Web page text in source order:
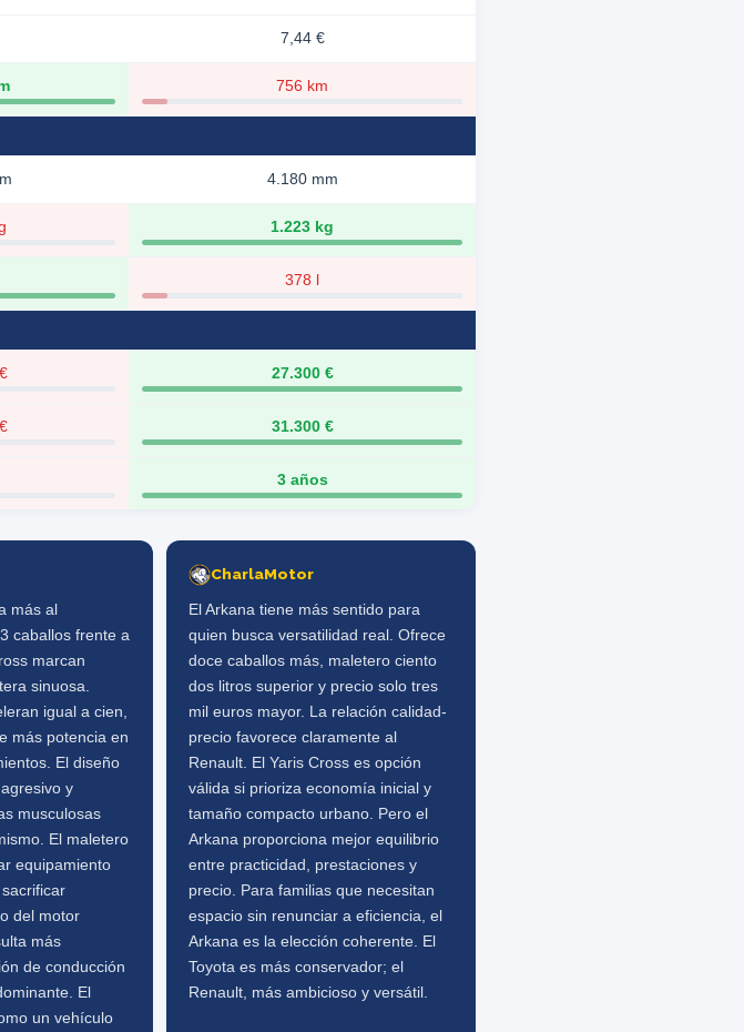
7,44 €
756 km
4.180 mm
1.223 kg
378 l
27.300 €
31.300 €
3 años
más al
caballos frente a
marcan
sinuosa.
igual a cien,
más potencia en
El diseño
y
musculosas
El maletero
equipamiento
del motor
más
de conducción
El
un vehículo
CharlaMotor
El Arkana tiene más sentido para
quien busca versatilidad real. Ofrece
doce caballos más, maletero ciento
dos litros superior y precio solo tres
mil euros mayor. La relación calidad-
precio favorece claramente al
Renault. El Yaris Cross es opción
válida si prioriza economía inicial y
tamaño compacto urbano. Pero el
Arkana proporciona mejor equilibrio
entre practicidad, prestaciones y
precio. Para familias que necesitan
espacio sin renunciar a eficiencia, el
Arkana es la elección coherente. El
Toyota es más conservador; el
Renault, más ambicioso y versátil.